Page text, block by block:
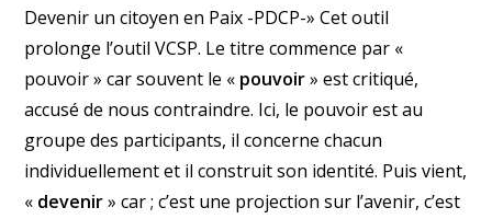
Devenir un citoyen en Paix -PDCP-» Cet outil
prolonge l’outil VCSP. Le titre commence par «
pouvoir » car souvent le « pouvoir» est critiqué,
accusé de nous contraindre. Ici, le pouvoir est au
groupe des participants, il concerne chacun
individuellement et il construit son identité. Puis vient,
« devenir» car ; c’est une projection sur l’avenir, c’est